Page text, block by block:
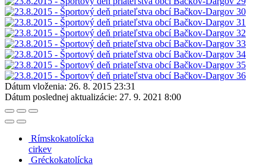
Dátum vloženia: 26. 8. 2015 23:31
Dátum poslednej aktualizácie: 27. 9. 2021 8:00
Rímskokatolícka
cirkev
Gréckokatolícka